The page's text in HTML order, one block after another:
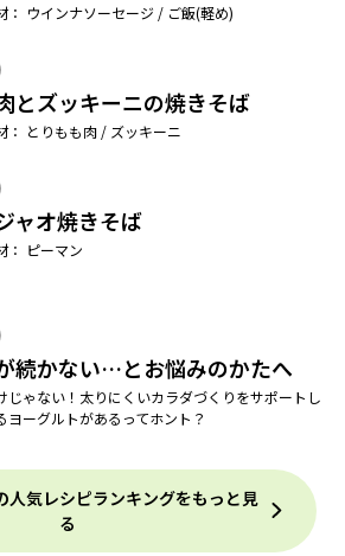
： ウインナソーセージ / ご飯(軽め)
とズッキーニの焼きそば
： とりもも肉 / ズッキーニ
ャオ焼きそば
： ピーマン
続かない…とお悩みのかたへ
じゃない！太りにくいカラダづくりをサポートし
ヨーグルトがあるってホント？
人気レシピランキングをもっと見
る